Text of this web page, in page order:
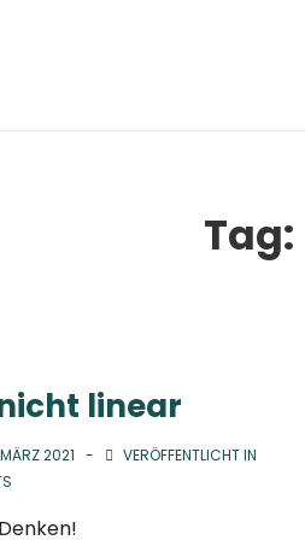
Tag:
linear
2021
VERÖFFENTLICHT IN